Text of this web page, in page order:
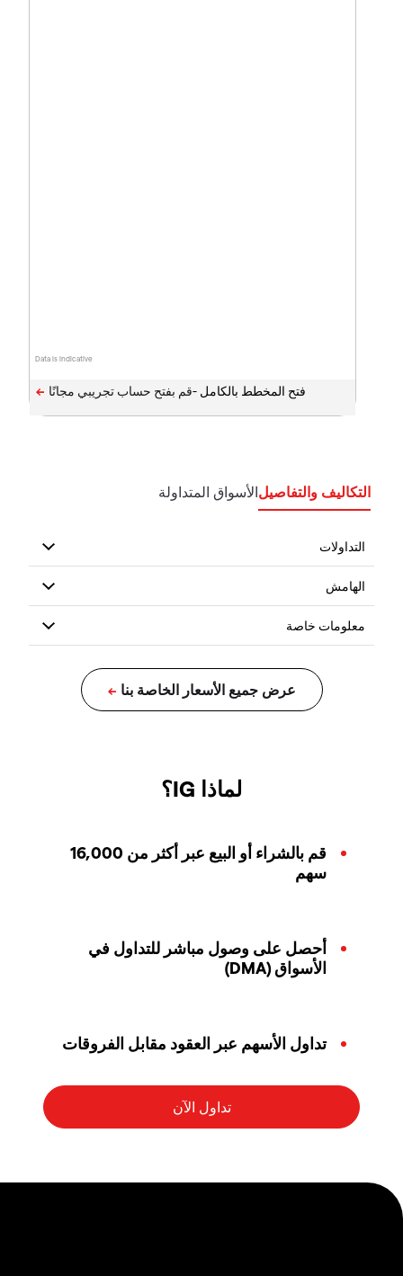
Data is indicative
فتح المخطط بالكامل -
التكاليف والتفاصيلالأسواق المتداولة
لماذا IG؟
قم بالشراء أو البيع عبر أكثر من 16,000
سهم
أحصل على وصول مباشر للتداول في
الأسواق (DMA)
تداول الأسهم عبر العقود مقابل الفروقات